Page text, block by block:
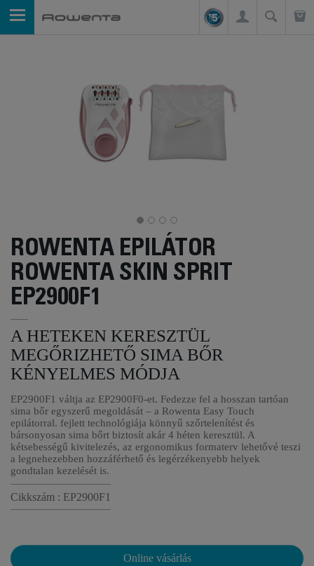
ROWENTA EPILÁTOR
ROWENTA SKIN SPRIT
EP2900F1
A HETEKEN KERESZTÜL
MEGŐRIZHETŐ SIMA BŐR
KÉNYELMES MÓDJA
EP2900F1 váltja az EP2900F0-et. Fedezze fel a hosszan tartóan
sima bőr egyszerű megoldását – a Rowenta Easy Touch
epilátorral. fejlett technológiája könnyű szőrtelenítést és
bársonyosan sima bőrt biztosít akár 4 héten keresztül. A
kétsebességű kivitelezés, az ergonomikus formaterv lehetővé teszi
a legnehezebben hozzáférhető és legérzékenyebb helyek
gondtalan kezelését is.
Cikkszám : EP2900F1
Online vásárlás